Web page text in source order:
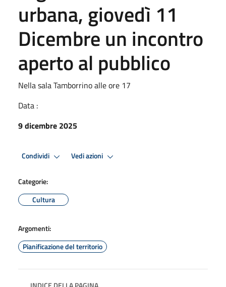
urbana, giovedì 11
Dicembre un incontro
aperto al pubblico
Nella sala Tamborrino alle ore 17
Data :
9 dicembre 2025
Condividi Vedi azioni
Categorie:
Cultura
Argomenti:
Pianificazione del territorio